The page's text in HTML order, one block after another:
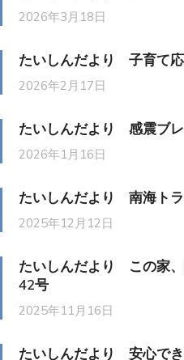
2026年3月18日
たいしんだより 子育て
2026年2月17日
たいしんだより 感震ブ
2026年1月16日
たいしんだより 南海ト
2025年12月12日
たいしんだより この家
42号
2025年11月16日
たいしんだより 安心で